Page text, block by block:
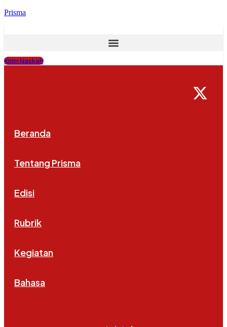
Prisma
Kirim Naskah
Beranda
Tentang Prisma
Edisi
Rubrik
Kegiatan
Bahasa